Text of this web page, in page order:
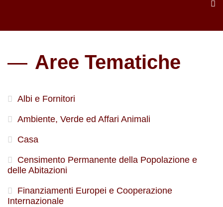
Aree Tematiche
Albi e Fornitori
Ambiente, Verde ed Affari Animali
Casa
Censimento Permanente della Popolazione e
delle Abitazioni
Finanziamenti Europei e Cooperazione
Internazionale